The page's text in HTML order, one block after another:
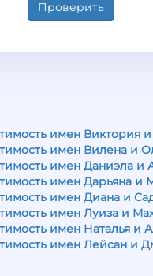
Проверить
имен Виктория
имен Вилена и
имен Даниэла и
имен Дарьяна и
имен Диана и
имен Луиза и
имен Наталья и
имен Лейсан и